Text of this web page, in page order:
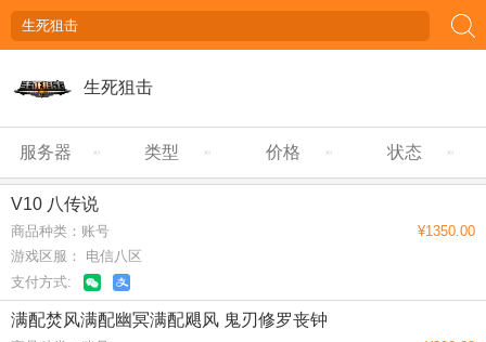
生死狙击
服务器 类型 价格 状态
V10 八传说
商品种类：账号
游戏区服： 电信八区
支付方式:
¥1350.00
满配焚风满配幽冥满配飓风 鬼刃修罗丧钟